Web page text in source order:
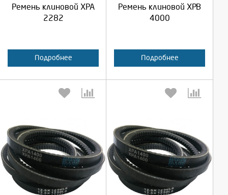
Ремень клиновой XPA
2282
Подробнее
Отмена
Ремень клиновой XPB
4000
Подробнее
Отмена
Выберите количество: Выберите количество: